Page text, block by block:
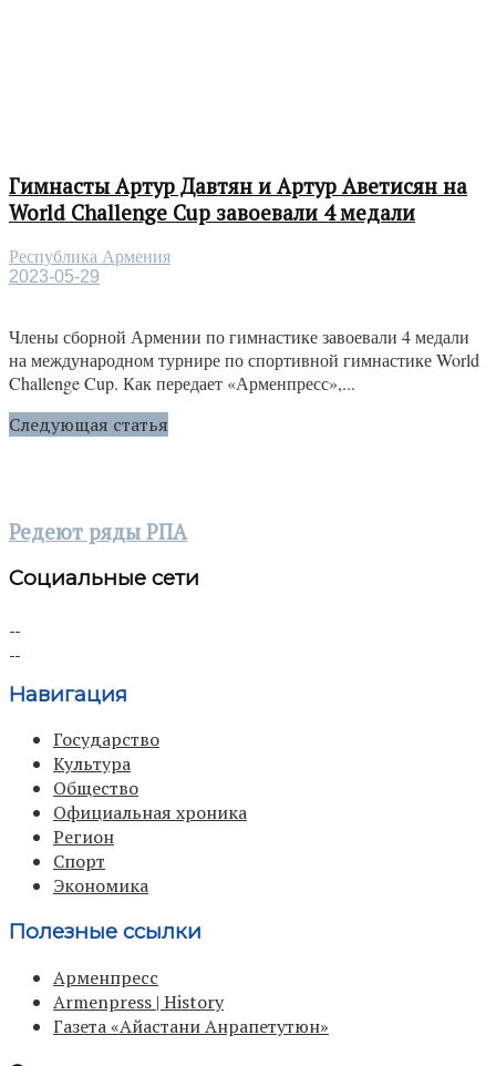
Гимнасты Артур Давтян и Артур Аветисян на
World Challenge Cup завоевали 4 медали
Республика Армения
2023-05-29
Члены сборной Армении по гимнастике завоевали 4 медали
на международном турнире по спортивной гимнастике World
Challenge Cup. Как передает «Арменпресс»,...
Следующая статья
Редеют ряды РПА
Социальные сети
Навигация
Государство
Культура
Общество
Официальная хроника
Регион
Спорт
Экономика
Полезные ссылки
Арменпресс
Armenpress | History
Газета «Айастани Анрапетутюн»